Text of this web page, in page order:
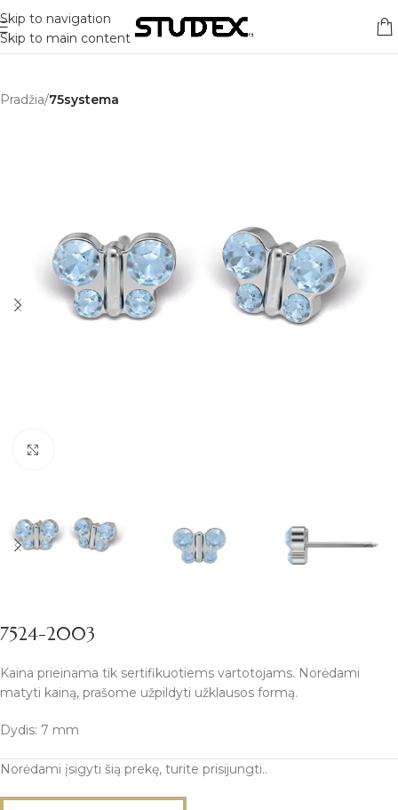
Skip to navigation
Skip to main content
Pradžia 75systema
7524-2003
Kaina prieinama tik sertifikuotiems vartotojams. Norėdami
matyti kainą, prašome užpildyti užklausos formą.
Dydis: 7 mm
Norėdami įsigyti šią prekę, turite prisijungti..